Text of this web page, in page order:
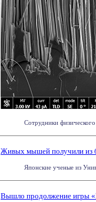
Сотрудники
Живых мышей получили из
Японские ученые из
Вышло продолжение игры